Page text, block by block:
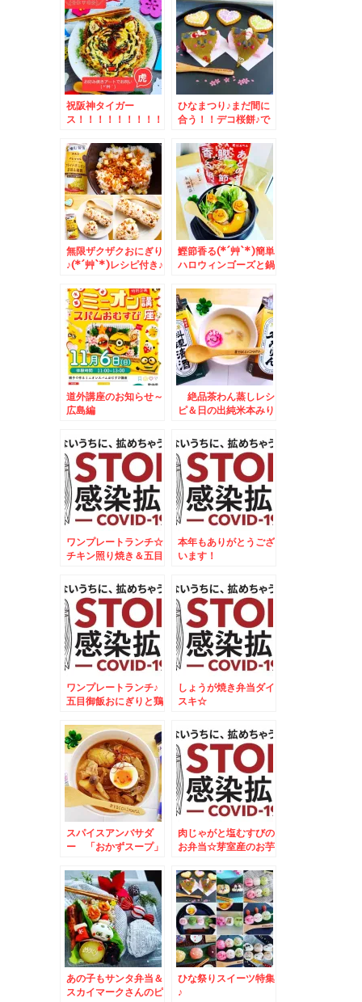
ラー＆おろしそバーグ
300g( ´艸｀)
祝阪神タイガー
ス！！！！！！！！！
ートでお祝い♪
ひなまつり♪まだ間に
合う！！デコ桜餅♪で
無限ザクザクおにぎり
♪(*´艸`*)レシピ付き♪
鰹節香る(*´艸`*)簡単
ハロウィンゴーズと鍋
`*)レシピ♪
道外講座のお知らせ～
広島編
絶品茶わん蒸しレシ
ピ＆日の出純米本みり
ード2023
ワンプレートランチ☆
チキン照り焼き＆五目
ート☆
本年もありがとうござ
います！
ワンプレートランチ♪
五目御飯おにぎりと鶏
しょうが焼き弁当ダイ
スキ☆
スパイスアンバサダ
ー 「おかずスープ」
て免疫アップ♪その２
肉じゃがと塩むすびの
お弁当☆芽室産のお芋
～＾＾
あの子もサンタ弁当＆
スカイマークさんのピ
ひな祭りスイーツ特集
♪